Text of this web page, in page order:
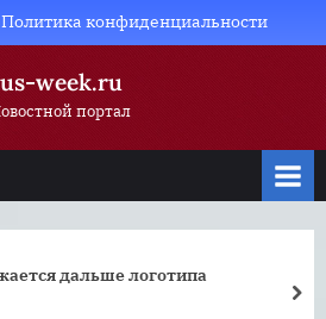
Политика конфиденциальности
week.ru
портал
дальше логотипа